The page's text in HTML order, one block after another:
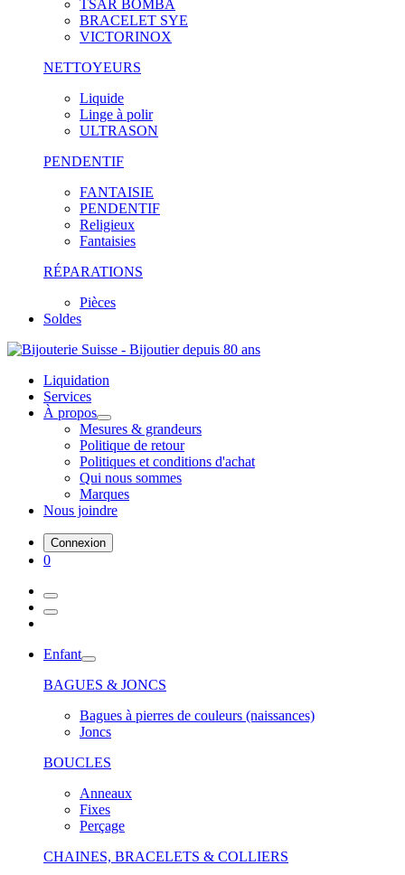
TSAR BOMBA
BRACELET SYE
VICTORINOX
NETTOYEURS
Liquide
Linge à polir
ULTRASON
PENDENTIF
FANTAISIE
PENDENTIF
Religieux
Fantaisies
RÉPARATIONS
Pièces
Soldes
Liquidation
Services
À propos
Mesures & grandeurs
Politique de retour
Politiques et conditions d'achat
Qui nous sommes
Marques
Nous joindre
Connexion
0
Enfant
BAGUES & JONCS
Bagues à pierres de couleurs (naissances)
Joncs
BOUCLES
Anneaux
Fixes
Perçage
CHAINES, BRACELETS & COLLIERS